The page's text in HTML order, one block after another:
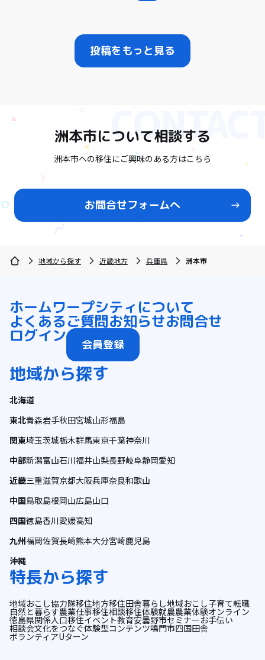
投稿をもっと見る
洲本市について相談する
洲本市への移住にご興味のある方はこちら
お問合せフォームへ
地域から探す 近畿地方 兵庫県 洲本市
ホームワープシティについて
よくあるご質問お知らせお問合せ
ログイン 会員登録
地域から探す
北海道
東北青森岩手秋田宮城山形福島
関東埼玉茨城栃木群馬東京千葉神奈川
中部新潟富山石川福井山梨長野岐阜静岡愛知
近畿三重滋賀京都大阪兵庫奈良和歌山
中国鳥取島根岡山広島山口
四国徳島香川愛媛高知
九州福岡佐賀長崎熊本大分宮崎鹿児島
沖縄
特長から探す
地域おこし協力隊移住地方移住田舎暮らし地域おこし子育て転職
自然と暮らす農業仕事移住相談移住体験就農農業体験オンライン
徳島県関係人口移住イベント教育安曇野市セミナーお手伝い
相談会文化をつなぐ体験型コンテンツ鳴門市四国田舎
ボランティアUターン